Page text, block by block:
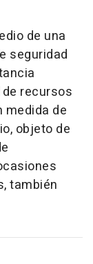
de una
seguridad
recursos
medida de
objeto de
también